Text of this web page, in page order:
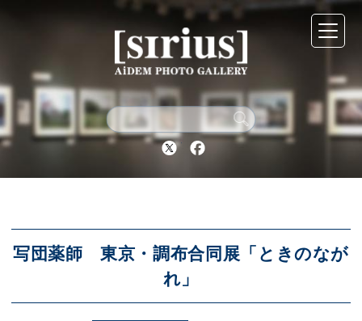
Twitter Facebook
写団薬師 東京・調布合同展「ときのなが
れ」
シリウスについて
展示スケジュール
アクセス
ブログ